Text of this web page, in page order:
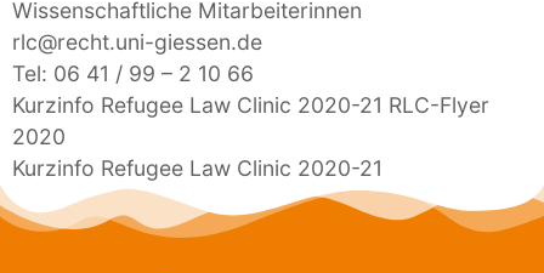
Wissenschaftliche Mitarbeiterinnen
rlc@recht.uni-giessen.de
Tel: 06 41 / 99 – 2 10 66
Kurzinfo Refugee Law Clinic 2020-21 RLC-Flyer
2020
Kurzinfo Refugee Law Clinic 2020-21